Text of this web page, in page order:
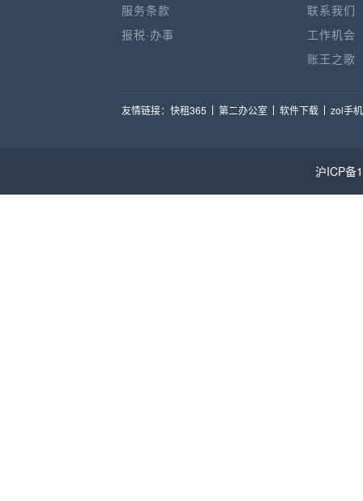
服务条款
报税·办事
联系我们
工作机会
账王之歌
友情链接： 快租365 第二办公室 软件下载 zol手
沪ICP备